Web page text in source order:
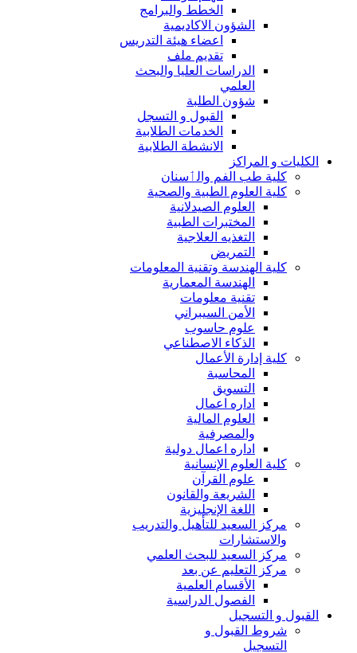
الخطط والبرامج
الشؤون الاكاديمية
اعضاء هيئة التدريس
تقديم ملف
الدراسات العليا والبحث
العلمي
شؤون الطلبة
القبول و التسجل
الخدمات الطلابية
الانشطة الطلابية
الكليات و المراكز
كلية طب الفم والٲسنان
كلية العلوم الطبية والصحية
العلوم الصيدلانية
المختبرات الطبية
التغذيه العلاجية
التمريض
كلية الهندسة وتقنية المعلومات
الهندسة المعمارية
تقنية معلومات
الأمن السيبراني
علوم حاسوب
الذكاء الاصطناعي
كلية إدارة الأعمال
المحاسبة
التسويق
اداره اعمال
العلوم المالية
والمصرفية
اداره اعمال دولية
كلية العلوم الإنسانية
علوم القرآن
الشريعة والقانون
اللغة الإنجليزية
مركز السعيد للتأهيل والتدريب
والاستشارات
مركز السعيد للبحث العلمي
مركز التعليم عن بعد
الأقسام العلمية
الفصول الدراسية
القبول و التسجيل
شروط القبول و
التسجيل